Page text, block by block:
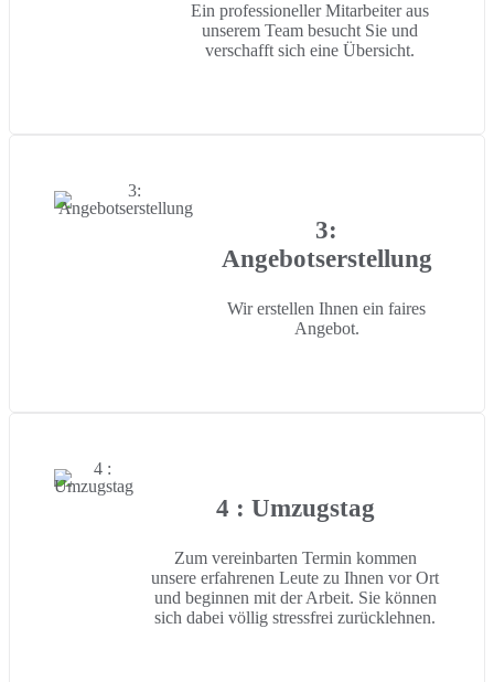
Ein professioneller Mitarbeiter aus
unserem Team besucht Sie und
verschafft sich eine Übersicht.
3:
Angebotserstellung
Wir erstellen Ihnen ein faires
Angebot.
4 : Umzugstag
Zum vereinbarten Termin kommen
unsere erfahrenen Leute zu Ihnen vor Ort
und beginnen mit der Arbeit. Sie können
sich dabei völlig stressfrei zurücklehnen.